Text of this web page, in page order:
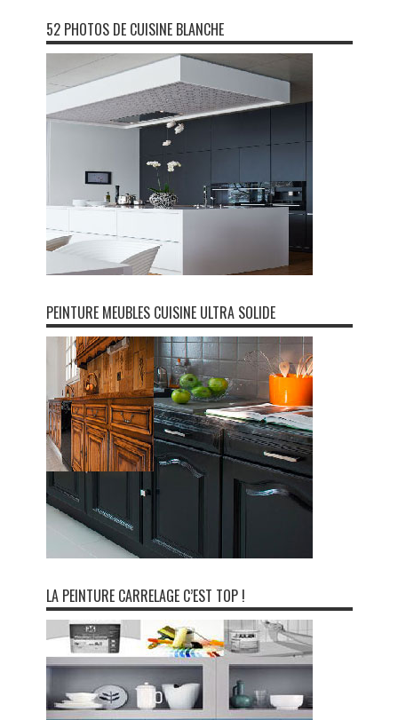
52 PHOTOS DE CUISINE BLANCHE
PEINTURE MEUBLES CUISINE ULTRA SOLIDE
LA PEINTURE CARRELAGE C’EST TOP !